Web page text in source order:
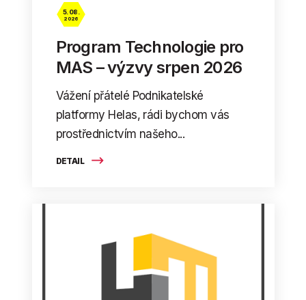
DETAIL
5. 08.
2026
Program Technologie pro
MAS – výzvy srpen 2026
Vážení přátelé Podnikatelské
platformy Helas, rádi bychom vás
prostřednictvím našeho...